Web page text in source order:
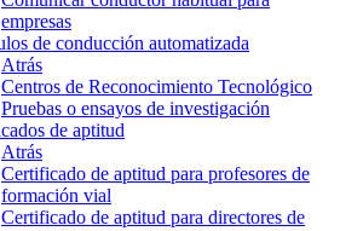
empresas
de conducción automatizada
Atrás
Centros de Reconocimiento Tecnológico
Pruebas o ensayos de investigación
de aptitud
Atrás
Certificado de aptitud para profesores de
formación vial
Certificado de aptitud para directores de